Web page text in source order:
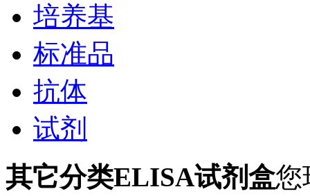
培养基
标准品
抗体
试剂
其它分类ELISA试剂盒您